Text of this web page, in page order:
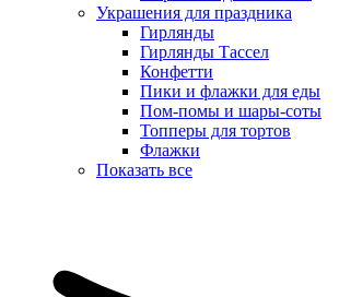
Украшения для праздника
Гирлянды
Гирлянды Тассел
Конфетти
Пики и флажки для еды
Пом-помы и шары-соты
Топперы для тортов
Флажки
Показать все